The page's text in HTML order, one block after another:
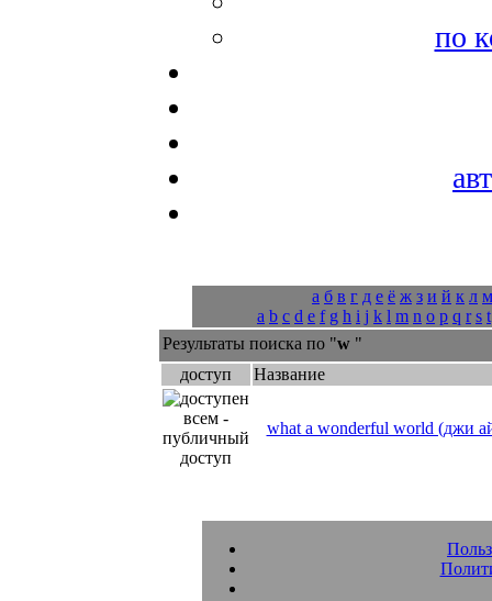
по
а б в г д е ё ж з и й к л м
a b c d e f g h i j k l m n o p q r s t
Результаты поиска по "w"
доступ
Название
what a wonderful world (джи